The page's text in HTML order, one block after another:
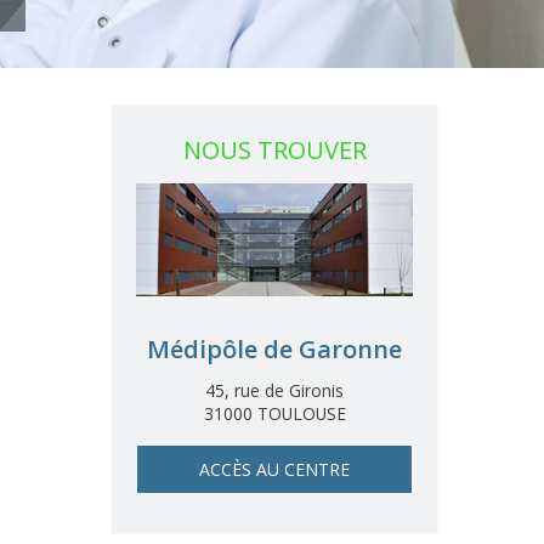
NOUS TROUVER
Médipôle de Garonne
45, rue de Gironis
31000 TOULOUSE
ACCÈS AU CENTRE